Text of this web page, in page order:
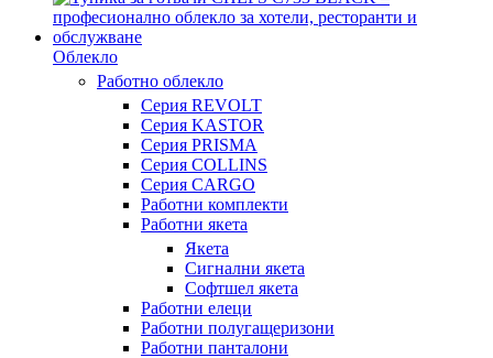
Облекло
Работно облекло
Серия REVOLT
Серия KASTOR
Серия PRISMA
Серия COLLINS
Серия CARGO
Работни комплекти
Работни якета
Якета
Сигнални якета
Софтшел якета
Работни елеци
Работни полугащеризони
Работни панталони